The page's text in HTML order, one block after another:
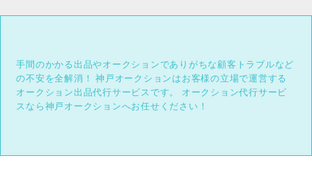
手間のかかる出品やオークションでありがちな顧客トラブルなど
の不安を全解消！
神戸オークションはお客様の立場で運営する
オークション出品代行サービスです。
オークション代行サービ
スなら神戸オークションへお任せください！